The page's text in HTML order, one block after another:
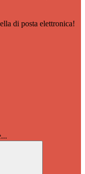
di posta elettronica!